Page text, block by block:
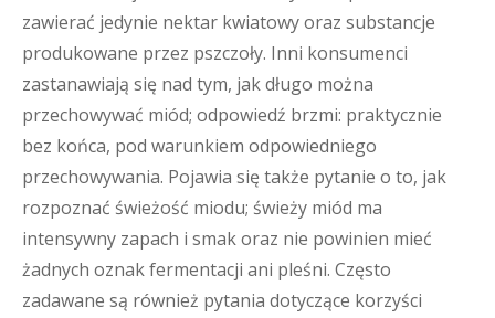
zawierać jedynie nektar kwiatowy oraz substancje
produkowane przez pszczoły. Inni konsumenci
zastanawiają się nad tym, jak długo można
przechowywać miód; odpowiedź brzmi: praktycznie
bez końca, pod warunkiem odpowiedniego
przechowywania. Pojawia się także pytanie o to, jak
rozpoznać świeżość miodu; świeży miód ma
intensywny zapach i smak oraz nie powinien mieć
żadnych oznak fermentacji ani pleśni. Często
zadawane są również pytania dotyczące korzyści